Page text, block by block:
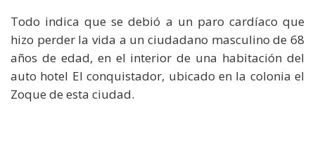
Todo indica que se debió a un paro cardíaco que
hizo perder la vida a un ciudadano masculino de 68
años de edad, en el interior de una habitación del
auto hotel El conquistador, ubicado en la colonia el
Zoque de esta ciudad.